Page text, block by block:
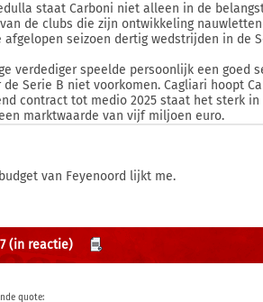
staat Carboni niet alleen in de
de clubs die zijn ontwikkeling
seizoen dertig wedstrijden in de
verdediger speelde persoonlijk een goed
Serie B niet voorkomen. Cagliari hoopt
contract tot medio 2025 staat het sterk in
marktwaarde van vijf miljoen euro.
van Feyenoord lijkt me.
(in reactie)
quote: